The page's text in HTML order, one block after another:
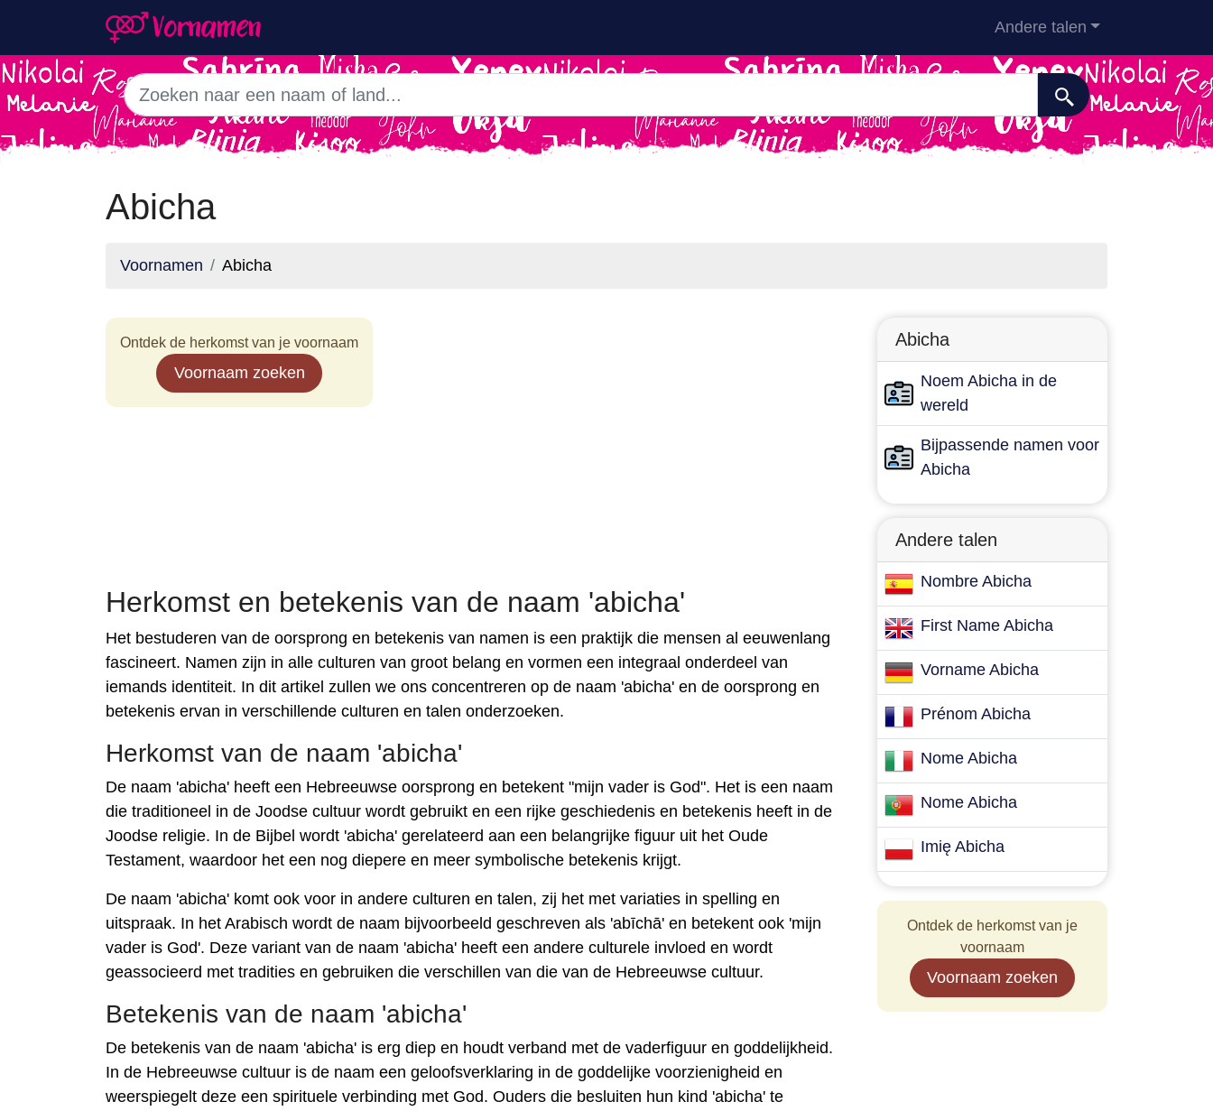
Andere talen
Abicha
Voornamen Abicha
Ontdek de herkomst van je voornaam
Voornaam zoeken
Herkomst en betekenis van de naam 'abicha'
Het bestuderen van de oorsprong en betekenis van namen is een praktijk die mensen al eeuwenlang
fascineert. Namen zijn in alle culturen van groot belang en vormen een integraal onderdeel van
iemands identiteit. In dit artikel zullen we ons concentreren op de naam 'abicha' en de oorsprong en
betekenis ervan in verschillende culturen en talen onderzoeken.
Herkomst van de naam 'abicha'
De naam 'abicha' heeft een Hebreeuwse oorsprong en betekent "mijn vader is God". Het is een naam
die traditioneel in de Joodse cultuur wordt gebruikt en een rijke geschiedenis en betekenis heeft in de
Joodse religie. In de Bijbel wordt 'abicha' gerelateerd aan een belangrijke figuur uit het Oude
Testament, waardoor het een nog diepere en meer symbolische betekenis krijgt.
De naam 'abicha' komt ook voor in andere culturen en talen, zij het met variaties in spelling en
uitspraak. In het Arabisch wordt de naam bijvoorbeeld geschreven als 'abīchā' en betekent ook 'mijn
vader is God'. Deze variant van de naam 'abicha' heeft een andere culturele invloed en wordt
geassocieerd met tradities en gebruiken die verschillen van die van de Hebreeuwse cultuur.
Betekenis van de naam 'abicha'
De betekenis van de naam 'abicha' is erg diep en houdt verband met de vaderfiguur en goddelijkheid.
In de Hebreeuwse cultuur is de naam een ​​geloofsverklaring in de goddelijke voorzienigheid en
weerspiegelt deze een spirituele verbinding met God. Ouders die besluiten hun kind 'abicha' te
Abicha
Noem Abicha in de
wereld
Bijpassende namen voor
Abicha
Andere talen
Nombre Abicha
First Name Abicha
Vorname Abicha
Prénom Abicha
Nome Abicha
Nome Abicha
Imię Abicha
Ontdek de herkomst van je
voornaam
Voornaam zoeken